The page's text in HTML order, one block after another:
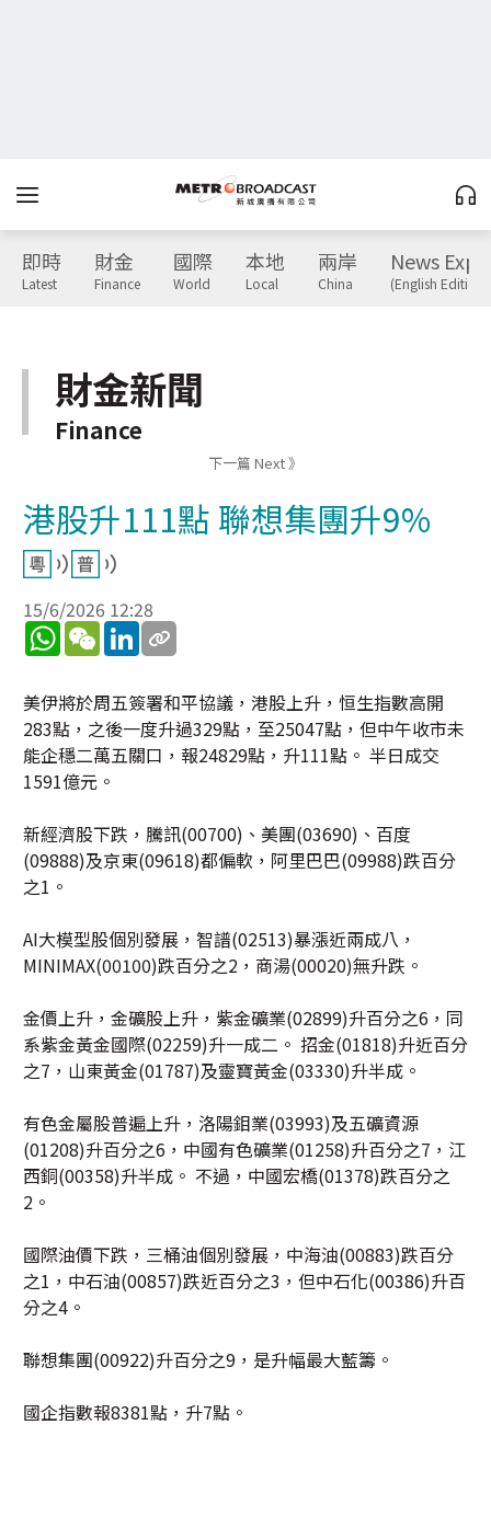
即時
Latest
財金
Finance
國際
World
本地
Local
兩岸
China
News
(English Edition)
財金新聞
Finance
下一篇 Next 》
港股升111點 聯想集團升9%
15/6/2026 12:28
WhatsApp
WeChatLinkedIn
美伊將於周五簽署和平協議，港股上升，恒生指數高開
283點，之後一度升過329點，至25047點，但中午收市未
能企穩二萬五關口，報24829點，升111點。 半日成交
1591億元。
新經濟股下跌，騰訊(00700)、美團(03690)、百度
(09888)及京東(09618)都偏軟，阿里巴巴(09988)跌百分
之1。
AI大模型股個別發展，智譜(02513)暴漲近兩成八，
MINIMAX(00100)跌百分之2，商湯(00020)無升跌。
金價上升，金礦股上升，紫金礦業(02899)升百分之6，同
系紫金黃金國際(02259)升一成二。 招金(01818)升近百分
之7，山東黃金(01787)及靈寶黃金(03330)升半成。
有色金屬股普遍上升，洛陽鉬業(03993)及五礦資源
(01208)升百分之6，中國有色礦業(01258)升百分之7，江
西銅(00358)升半成。 不過，中國宏橋(01378)跌百分之
2。
國際油價下跌，三桶油個別發展，中海油(00883)跌百分
之1，中石油(00857)跌近百分之3，但中石化(00386)升百
分之4。
聯想集團(00922)升百分之9，是升幅最大藍籌。
國企指數報8381點，升7點。